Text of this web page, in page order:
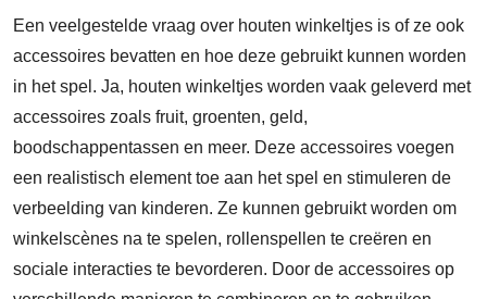
Een veelgestelde vraag over houten winkeltjes is of ze ook
accessoires bevatten en hoe deze gebruikt kunnen worden
in het spel. Ja, houten winkeltjes worden vaak geleverd met
accessoires zoals fruit, groenten, geld,
boodschappentassen en meer. Deze accessoires voegen
een realistisch element toe aan het spel en stimuleren de
verbeelding van kinderen. Ze kunnen gebruikt worden om
winkelscènes na te spelen, rollenspellen te creëren en
sociale interacties te bevorderen. Door de accessoires op